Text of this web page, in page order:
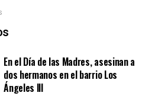
En el Día de las Madres, asesinan a
dos hermanos en el barrio Los
Ángeles III